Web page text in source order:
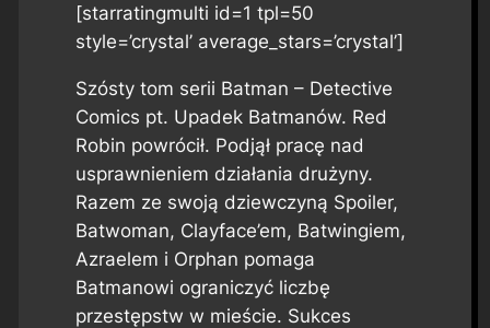
[starratingmulti id=1 tpl=50
style=’crystal’ average_stars=’crystal’]
Szósty tom serii Batman – Detective
Comics pt. Upadek Batmanów. Red
Robin powrócił. Podjął pracę nad
usprawnieniem działania drużyny.
Razem ze swoją dziewczyną Spoiler,
Batwoman, Clayface’em, Batwingiem,
Azraelem i Orphan pomaga
Batmanowi ograniczyć liczbę
przestępstw w mieście. Sukces